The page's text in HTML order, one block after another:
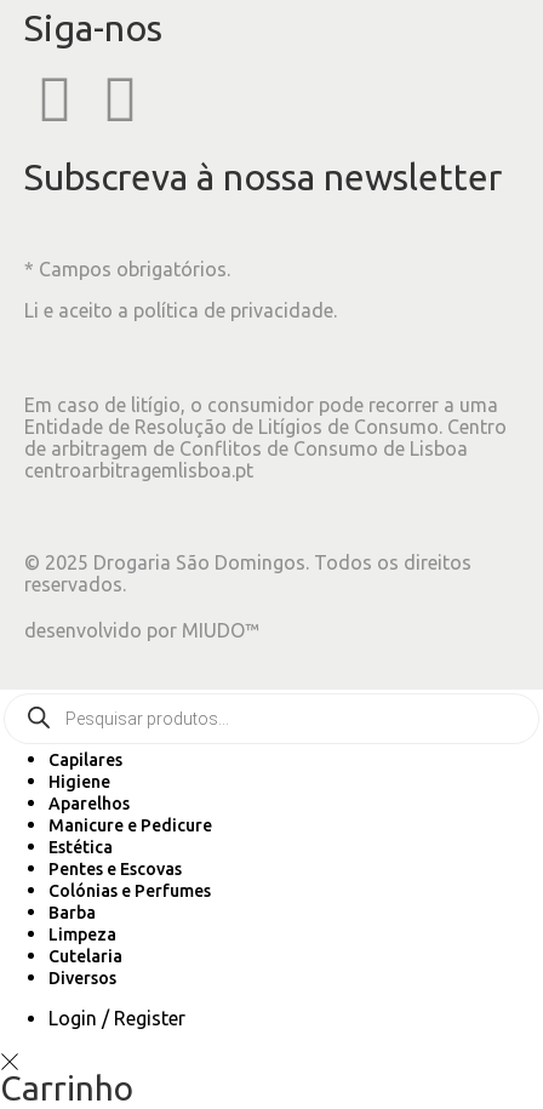
Siga-nos
Subscreva à nossa newsletter
* Campos obrigatórios.
Li e aceito a política de privacidade.
Em caso de litígio, o consumidor pode recorrer a uma
Entidade de Resolução de Litígios de Consumo. Centro
de arbitragem de Conflitos de Consumo de Lisboa
centroarbitragemlisboa.pt
© 2025 Drogaria São Domingos. Todos os direitos
reservados.
desenvolvido por MIUDO™
Capilares
Higiene
Aparelhos
Manicure e Pedicure
Estética
Pentes e Escovas
Colónias e Perfumes
Barba
Limpeza
Cutelaria
Diversos
Login / Register
Carrinho